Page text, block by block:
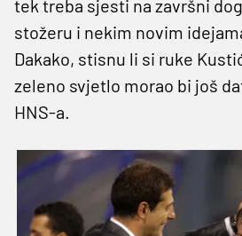
tek treba sjesti na završni
stožeru i nekim novim
Dakako, stisnu li si ruke
zeleno svjetlo morao bi još
HNS-a.